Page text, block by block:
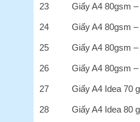
23 Giấy A4 80gsm
24 Giấy A4 80gsm
25 Giấy A4 80gsm
26 Giấy A4 80gsm
27 Giấy A4 Idea 70
28 Giấy A4 Idea 80